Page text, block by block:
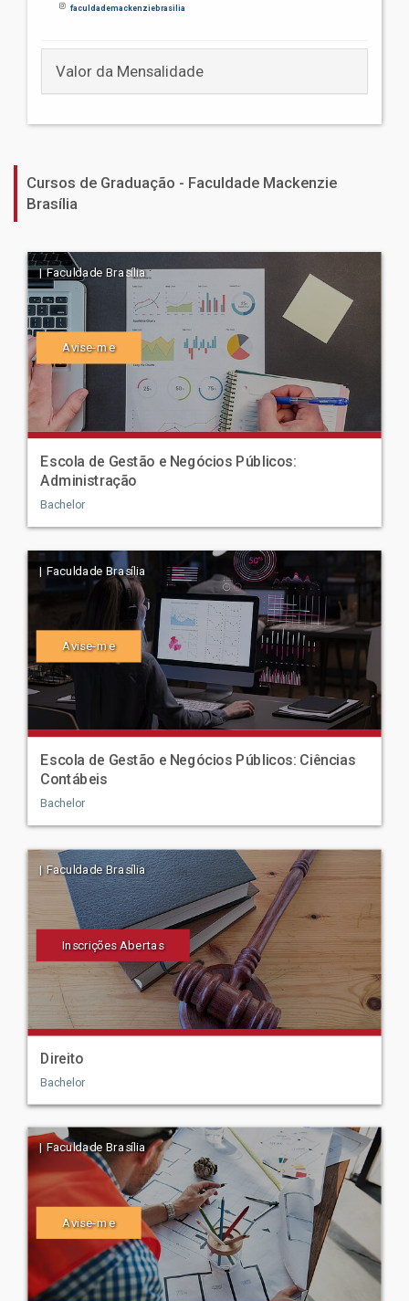
faculdademackenziebrasilia
Valor da Mensalidade
Cursos de Graduação - Faculdade Mackenzie
Brasília
| Faculdade Brasília
Avise-me
Escola de Gestão e Negócios Públicos:
Administração
Bachelor
| Faculdade Brasília
Avise-me
Escola de Gestão e Negócios Públicos: Ciências
Contábeis
Bachelor
| Faculdade Brasília
Inscrições Abertas
Direito
Bachelor
| Faculdade Brasília
Avise-me